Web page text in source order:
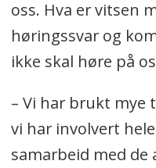
oss. Hva er vitsen
høringssvar og
ikke skal høre på
– Vi har brukt mye
vi har involvert
samarbeid med de